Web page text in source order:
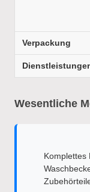
Verpackung
Wesentliche
Komplettes